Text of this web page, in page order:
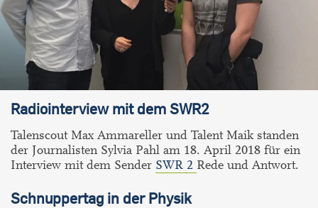
Radiointerview mit dem SWR2
Talenscout Max Ammareller und Talent Maik standen
der Journalisten Sylvia Pahl am 18. April 2018 für ein
Interview mit dem Sender SWR 2 Rede und Antwort.
Schnuppertag in der Physik